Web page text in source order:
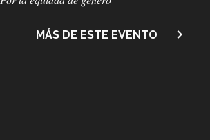
MÁS DE ESTE EVENTO navigate_next